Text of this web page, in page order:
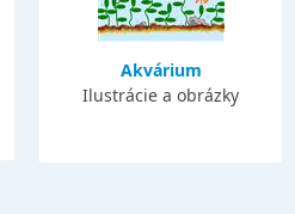
Akvárium
Ilustrácie a obrázky